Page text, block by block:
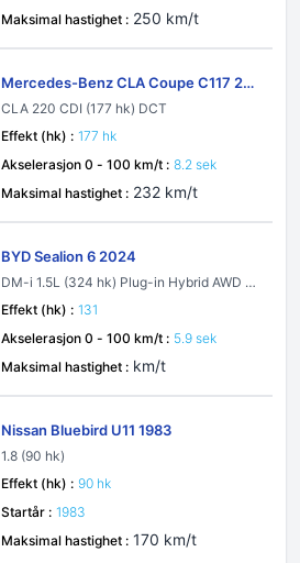
Maksimal hastighet : 250 km/t
Mercedes-Benz CLA Coupe C117 201
4
CLA 220 CDI (177 hk) DCT
Effekt (hk) : 177 hk
Akselerasjon 0 - 100 km/t : 8.2 sek
Maksimal hastighet : 232 km/t
BYD Sealion 6 2024
DM-i 1.5L (324 hk) Plug-in Hybrid AWD E-
Effekt (hk) : 131
Akselerasjon 0 - 100 km/t : 5.9 sek
Maksimal hastighet : km/t
Nissan Bluebird U11 1983
1.8 (90 hk)
Effekt (hk) : 90 hk
Startår : 1983
Maksimal hastighet : 170 km/t